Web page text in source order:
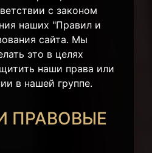
с законом
наших "Правил и
сайта. Мы
это в целях
наши права или
в нашей группе.
ПРАВОВЫЕ